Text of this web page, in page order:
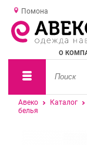
Помона
О
Авеко Каталог
белья